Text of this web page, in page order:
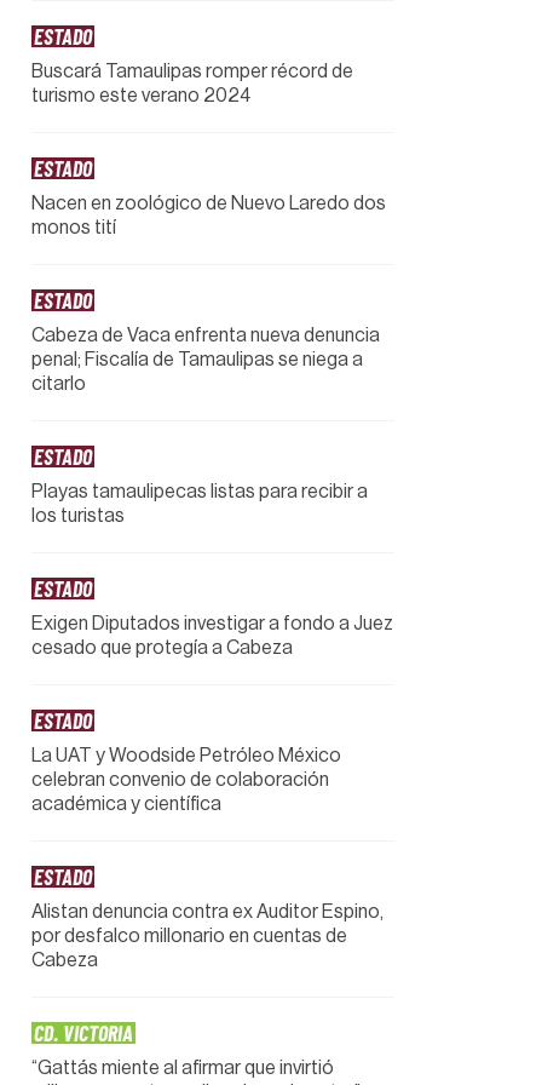
ESTADO
Buscará Tamaulipas romper récord de
turismo este verano 2024
ESTADO
Nacen en zoológico de Nuevo Laredo dos
monos tití
ESTADO
Cabeza de Vaca enfrenta nueva denuncia
penal; Fiscalía de Tamaulipas se niega a
citarlo
ESTADO
Playas tamaulipecas listas para recibir a
los turistas
ESTADO
Exigen Diputados investigar a fondo a Juez
cesado que protegía a Cabeza
ESTADO
La UAT y Woodside Petróleo México
celebran convenio de colaboración
académica y científica
ESTADO
Alistan denuncia contra ex Auditor Espino,
por desfalco millonario en cuentas de
Cabeza
CD. VICTORIA
“Gattás miente al afirmar que invirtió